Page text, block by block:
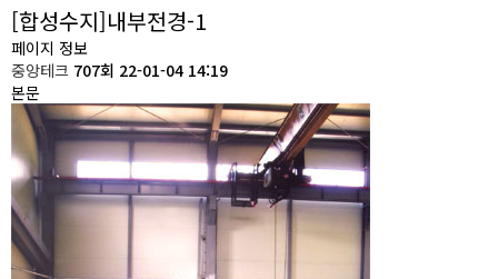
[합성수지]내부전경-1
페이지 정보
중앙테크 707회 22-01-04 14:19
본문